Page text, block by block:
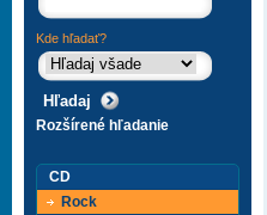
Kde hľadať?
Rozšírené hľadanie
CD
Rock